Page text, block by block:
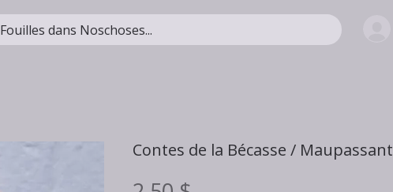
Fouilles dans Noschoses...
Contes de la Bécasse / Maupassant